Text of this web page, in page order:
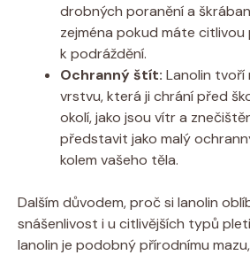
drobných poranění ‌a
zejména pokud máte citlivou
k podráždění.
Ochranný štít: Lanolin tvoří
vrstvu, která ji chrání ​před⁣
okolí, jako ⁤jsou vítr a
představit jako malý
⁤kolem vašeho těla.
Dalším důvodem, proč si⁣ lanolin
⁤snášenlivost i u citlivějších typů
lanolin⁣ je podobný přírodnímu